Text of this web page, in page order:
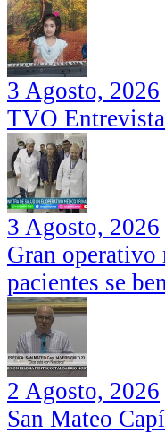
3 Agosto, 2026
TVO
3 Agosto, 2026
Gran
pacientes se
2 Agosto, 2026
San Mateo